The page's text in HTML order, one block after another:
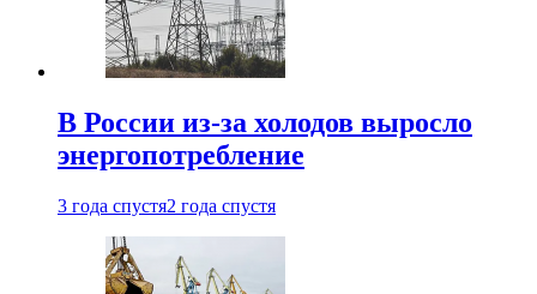
В России из-за холодов выросло
энергопотребление
3 года спустя2 года спустя